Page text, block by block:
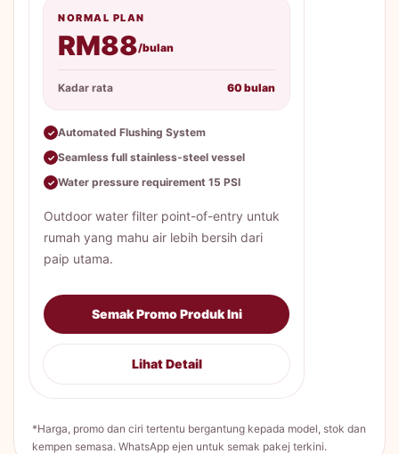
NORMAL PLAN
RM88/bulan
Kadar rata 60 bulan
✓ Automated Flushing System
✓ Seamless full stainless-steel vessel
✓ Water pressure requirement 15 PSI
Outdoor water filter point-of-entry untuk
rumah yang mahu air lebih bersih dari
paip utama.
Semak Promo Produk Ini
Lihat Detail
*Harga, promo dan ciri tertentu bergantung kepada model, stok dan
kempen semasa. WhatsApp ejen untuk semak pakej terkini.